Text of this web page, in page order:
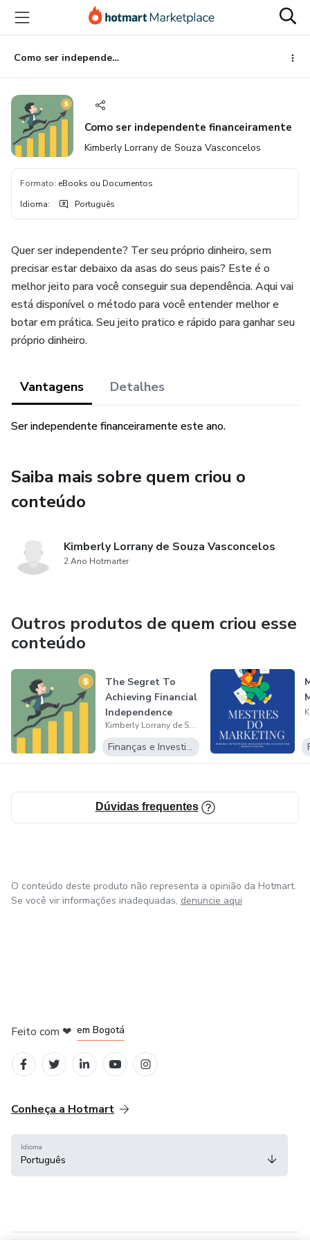
para
conteúdo
principal
para
pagamento
para
rodapé
Como ser independente financeiramente
Como ser independente financeiramente
Kimberly Lorrany de Souza Vasconcelos
Formato: eBooks ou Documentos
Idioma: Português
Quer ser independente? Ter seu próprio dinheiro, sem
precisar estar debaixo da asas do seus pais? Este é o
melhor jeito para você conseguir sua dependência. Aqui vai
está disponível o método para você entender melhor e
botar em prática. Seu jeito pratico e rápido para ganhar seu
próprio dinheiro.
Vantagens Detalhes
Ser independente financeiramente este ano.
Saiba mais sobre quem criou o
conteúdo
Kimberly Lorrany de Souza Vasconcelos
2 Ano Hotmarter
Outros produtos de quem criou esse
conteúdo
The Segret To
Achieving Financial
Independence
Kimberly Lorrany de Souza Vasconcelos
Finanças e Investimentos
Dúvidas frequentes
O conteúdo deste produto não representa a opinião da Hotmart.
Se você vir informações inadequadas, denuncie aqui
Feito com ❤ em Bogotá
Conheça a Hotmart
Idioma
Português